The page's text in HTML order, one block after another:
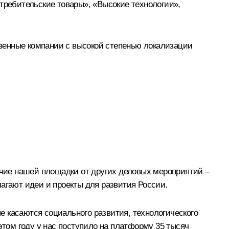
товары», «Высокие технологии»,
компании с высокой степенью локализации
нашей площадки от других деловых мероприятий –
идеи и проекты для развития России.
социального развития, технологического
году у нас поступило на платформу 35 тысяч